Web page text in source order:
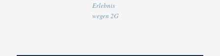
Erlebnis
wegen 2G